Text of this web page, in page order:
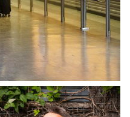
Íslands verða